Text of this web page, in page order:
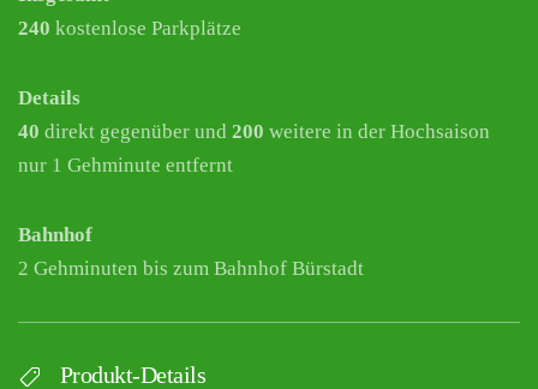
240 kostenlose Parkplätze
Details
40 direkt gegenüber und 200 weitere in der Hochsaison
nur 1 Gehminute entfernt
Bahnhof
2 Gehminuten bis zum Bahnhof Bürstadt
Produkt-Details